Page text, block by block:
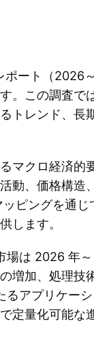
ポート（
。この調査
トレンド、
マクロ経済的
動、価格構造
ピングを通
します。
は 2026 年
増加、処理
アプリケー
定量化可能な